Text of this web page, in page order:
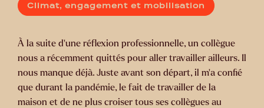
Climat, engagement et mobilisation
À la suite d’une réflexion professionnelle, un collègue
nous a récemment quittés pour aller travailler ailleurs. Il
nous manque déjà. Juste avant son départ, il m’a confié
que durant la pandémie, le fait de travailler de la
maison et de ne plus croiser tous ses collègues au